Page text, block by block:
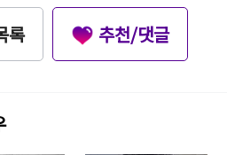
록 추천/댓글